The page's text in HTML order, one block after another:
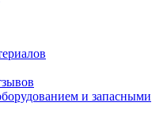
и запасными